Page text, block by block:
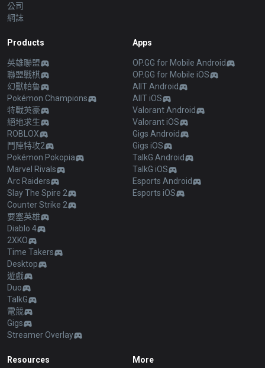
公司
網誌
Products
英雄聯盟
聯盟戰棋
幻獸帕魯
Pokémon Champions
特戰英豪
絕地求生
ROBLOX
鬥陣特攻2
Pokémon Pokopia
Marvel Rivals
Arc Raiders
Slay The Spire 2
Counter Strike 2
要塞英雄
Diablo 4
2XKO
Time Takers
Desktop
遊戲
Duo
TalkG
電競
Gigs
Streamer Overlay
Apps
OP.GG for Mobile Android
OP.GG for Mobile iOS
AllT Android
AllT iOS
Valorant Android
Valorant iOS
Gigs Android
Gigs iOS
TalkG Android
TalkG iOS
Esports Android
Esports iOS
Resources More